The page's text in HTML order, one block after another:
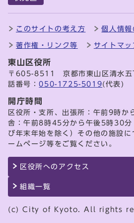
このサイトの考え方 個人情報
著作権・リンク等 サイトマッ
東山区役所
〒605-8511 京都市東山区清水
話番号：050-1725-5019(代表)
開庁時間
区役所・支所、出張所：午前9時
舎：午前8時45分から午後5時30
び年末年始を除く）その他の施設
ームページ等をご覧ください。
区役所へのアクセス
組織一覧
(c) City of Kyoto. All rights